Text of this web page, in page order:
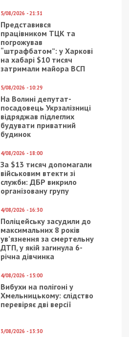
5/08/2026 - 21:31
Представився
працівником ТЦК та
погрожував
“штрафбатом”: у Харкові
на хабарі $10 тисяч
затримали майора ВСП
5/08/2026 - 10:29
На Волині депутат-
посадовець Укрзалізниці
відряджав підлеглих
будувати приватний
будинок
4/08/2026 - 18:00
За $13 тисяч допомагали
військовим втекти зі
служби: ДБР викрило
організовану групу
4/08/2026 - 16:30
Поліцейську засудили до
максимальних 8 років
ув’язнення за смертельну
ДТП, у якій загинула 6-
річна дівчинка
4/08/2026 - 15:00
Вибухи на полігоні у
Хмельницькому: слідство
перевіряє дві версії
3/08/2026 - 13:30